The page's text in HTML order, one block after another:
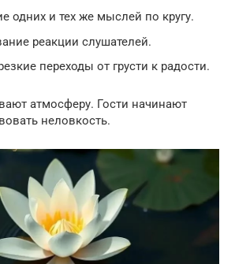
одних и тех же мыслей по кругу.
реакции слушателей.
переходы от грусти к радости.
атмосферу. Гости начинают
неловкость.